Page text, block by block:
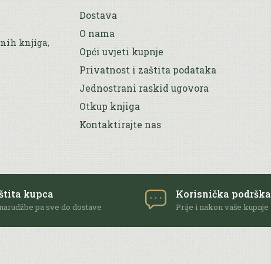
knjiga,
Dostava
O nama
Opći uvjeti kupnje
Privatnost i zaštita podataka
Jednostrani raskid ugovora
Otkup knjiga
Kontaktirajte nas
kupca
pa sve do dostave
Korisnička podrška
Prije i nakon vaše kupnje